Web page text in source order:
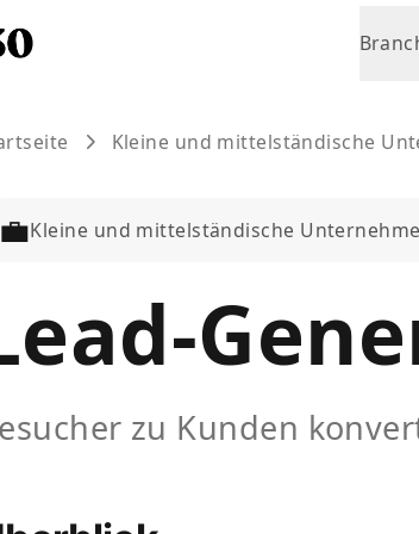
Kleine und mittelständische
💼Kleine und mittelständische
zu Kunden